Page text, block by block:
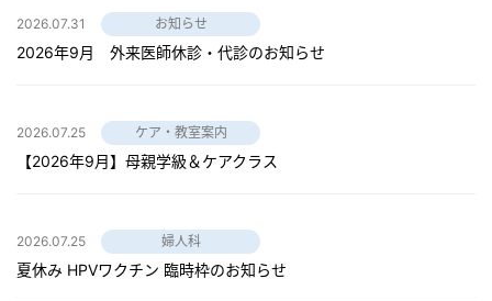
2026.07.31 お知らせ
2026年9月 外来医師休診・代診のお知らせ
2026.07.25 ケア・教室案内
【2026年9月】母親学級＆ケアクラス
2026.07.25 婦人科
夏休み HPVワクチン 臨時枠のお知らせ